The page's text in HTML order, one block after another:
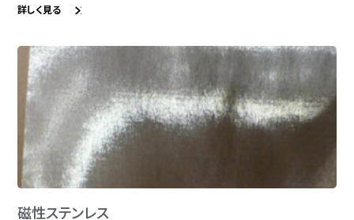
詳しく見る
磁性ステンレス